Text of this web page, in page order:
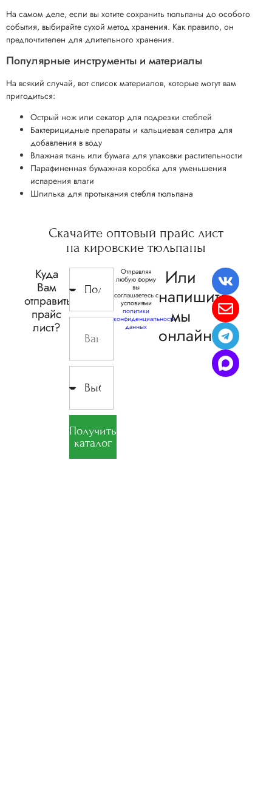
На самом деле, если вы хотите сохранить тюльпаны до особого
события, выбирайте сухой метод хранения. Как правило, он
предпочтителен для длительного хранения.
Популярные инструменты и материалы
На всякий случай, вот список материалов, которые могут вам
пригодиться:
Острый нож или секатор для подрезки стеблей
Бактерицидные препараты и кальциевая селитра для
добавления в воду
Влажная ткань или бумага для упаковки растительности
Парафиненная бумажная коробка для уменьшения
испарения влаги
Шпилька для протыкания стебля тюльпана
Скачайте оптовый прайс лист
на кировские тюльпаны
Куда
Вам
отправить
прайс
лист?
Получить
каталог
Отправляя
любую форму
вы
соглашаетесь с
условиями
политики
конфиденциальности
данных
Или
напишите,
мы
онлайн